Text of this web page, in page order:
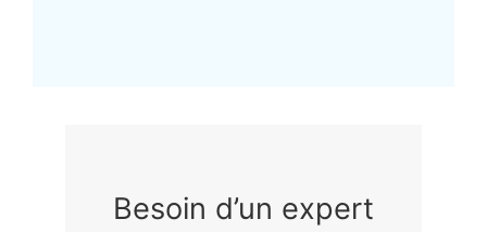
Besoin d’un expert